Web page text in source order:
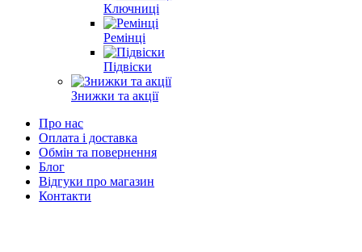
Ключниці
Ремінці
Підвіски
Знижки та акції
Про нас
Оплата і доставка
Обмін та повернення
Блог
Відгуки про магазин
Контакти